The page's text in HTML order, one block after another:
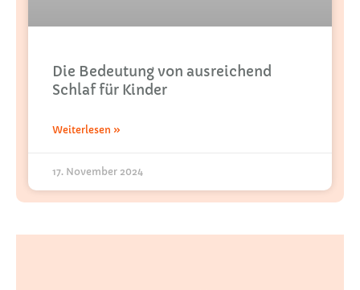
Die Bedeutung von ausreichend
Schlaf für Kinder
Weiterlesen »
17. November 2024